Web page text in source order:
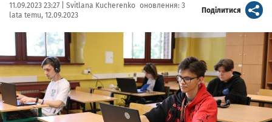
Data publikacji:
11.09.2023 23:27 | Autor:
Svitlana Kucherenko оновлення: 3
lata temu, 12.09.2023
Поділитися artykuł
Kliknij, aby powiększyć